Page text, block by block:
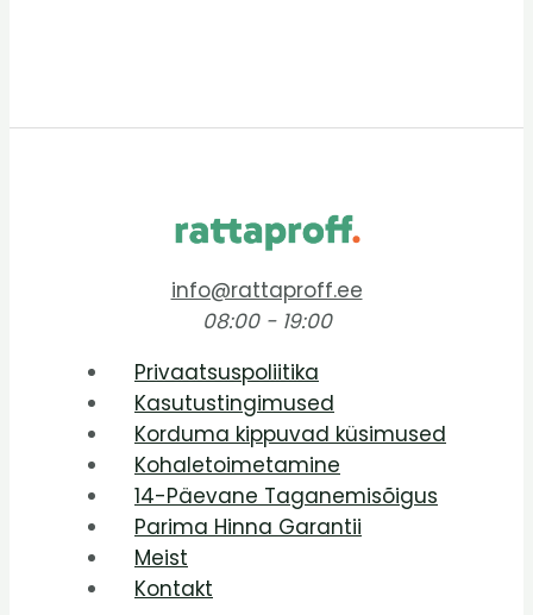
info@rattaproff.ee
08:00 - 19:00
Privaatsuspoliitika
Kasutustingimused
Korduma kippuvad küsimused
Kohaletoimetamine
14-Päevane Taganemisõigus
Parima Hinna Garantii
Meist
Kontakt